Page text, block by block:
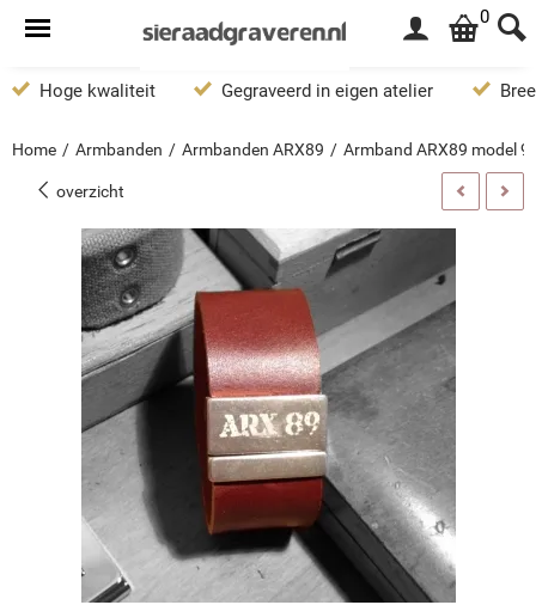
0
Hoge kwaliteit Gegraveerd in eigen atelier
Home / Armbanden / Armbanden ARX89 / Armband ARX89 model
overzicht